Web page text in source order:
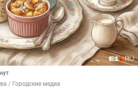
/ Городские медиа